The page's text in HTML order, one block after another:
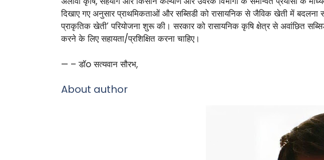
दिखाए गए अनुसार प्राथमिकताओं और सब्सिडी को रासायनिक से जैविक खेती में
प्राकृतिक खेती’ परियोजना शुरू की। सरकार को रासायनिक कृषि क्षेत्र से अवांछित
करने के लिए सहायता/प्रशिक्षित करना चाहिए।
— – डॉo सत्यवान सौरभ,
About author